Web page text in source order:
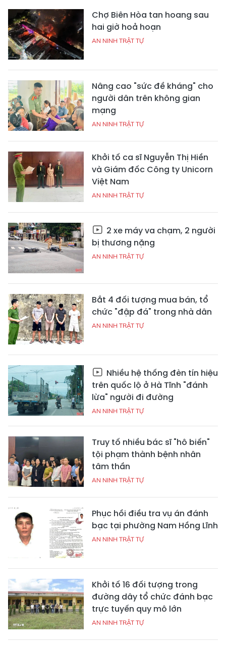
Chợ Biên Hòa tan hoang sau
hai giờ hoả hoạn
AN NINH TRẬT TỰ
Nâng cao "sức đề kháng" cho
người dân trên không gian
mạng
AN NINH TRẬT TỰ
Khởi tố ca sĩ Nguyễn Thị Hiền
và Giám đốc Công ty Unicorn
Việt Nam
AN NINH TRẬT TỰ
2 xe máy va chạm, 2 người
bị thương nặng
AN NINH TRẬT TỰ
Bắt 4 đối tượng mua bán, tổ
chức "đập đá" trong nhà dân
AN NINH TRẬT TỰ
Nhiều hệ thống đèn tín hiệu
trên quốc lộ ở Hà Tĩnh "đánh
lừa" người đi đường
AN NINH TRẬT TỰ
Truy tố nhiều bác sĩ "hô biến"
tội phạm thành bệnh nhân
tâm thần
AN NINH TRẬT TỰ
Phục hồi điều tra vụ án đánh
bạc tại phường Nam Hồng Lĩnh
AN NINH TRẬT TỰ
Khởi tố 16 đối tượng trong
đường dây tổ chức đánh bạc
trực tuyến quy mô lớn
AN NINH TRẬT TỰ